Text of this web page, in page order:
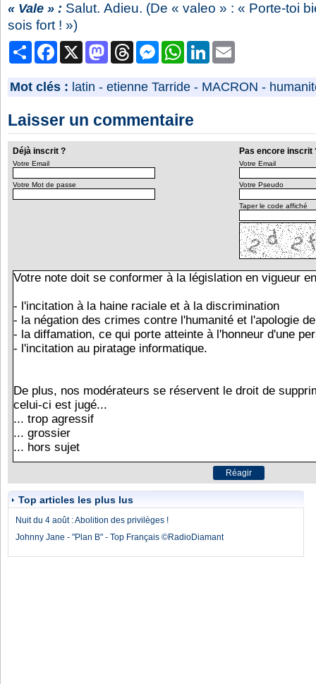
« Vale » : Salut. Adieu. (De « valeo » : « Porte-toi
sois fort ! »)
PartagerFacebook MastodonThreads MessengerWhatsAppLinkedIn
Mot clés : latin - etienne Tarride - MACRON -
Laisser un commentaire
Déjà inscrit ? Pas encore inscrit
Votre Email
Votre Mot de passe
Votre Email
Votre Pseudo
Taper le code affiché
Top articles les plus lus
Nuit du 4 août : Abolition des privilèges !
Johnny Jane - "Plan B" - Top Français ©RadioDiamant